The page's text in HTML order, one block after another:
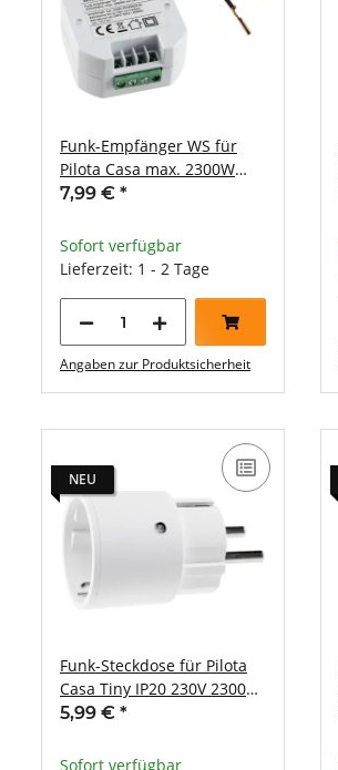
Funk-Empfänger WS für
Pilota Casa max. 2300W
ERGÄNZT einen Schalter
7,99 € *
Sofort verfügbar
Lieferzeit: 1 - 2 Tage
Angaben zur Produktsicherheit
NEU
Funk-Steckdose für Pilota
Casa Tiny IP20 230V 2300W
max. 70m
5,99 € *
Sofort verfügbar